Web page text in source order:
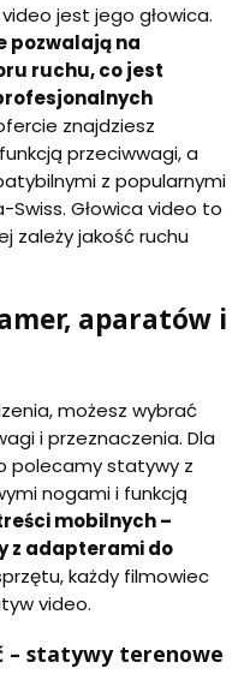
jest jego głowica.
pozwalają na
ruchu, co jest
znajdziesz
przeciwwagi, a
z popularnymi
Głowica video to
zależy jakość ruchu
aparatów i
możesz wybrać
i przeznaczenia. Dla
polecamy statywy z
nogami i funkcją
mobilnych –
z adapterami do
każdy filmowiec
video.
– statywy terenowe